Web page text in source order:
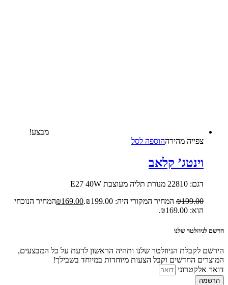
מבצע!
צפייה‬ ‫מהירה‬הוספה לסל
וינטג’ קלאב
דגם: 22810 מנורת תליה מעוצבת E27 40W
₪199.00 המחיר המקורי היה: ₪199.00. ₪169.00
המחיר הנוכחי
הוא: ₪169.00.
הרשם לניוזלטר שלנו
הירשם לקבלת הניוזלטר שלנו ותהיה הראשון לדעת על כל המבצעים,
המוצרים החדשים וקבל הצעות מיוחדות במיוחד בשבילך!
דואר אלקטרוני
הרשמה